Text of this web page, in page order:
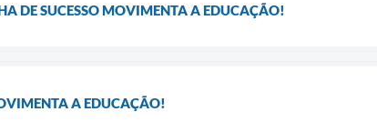
DE SUCESSO MOVIMENTA A EDUCAÇÃO!
A EDUCAÇÃO!